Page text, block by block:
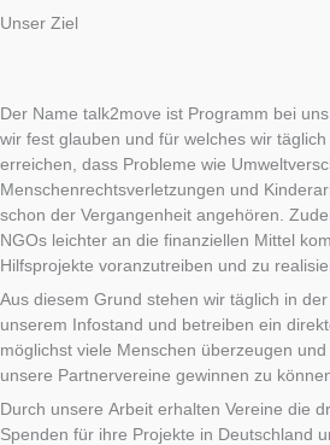
Unser Ziel
Der Name talk2move ist Programm bei
wir fest glauben und für welches wir
erreichen, dass Probleme wie
Menschenrechtsverletzungen und
schon der Vergangenheit angehören.
NGOs leichter an die finanziellen Mittel
Hilfsprojekte voranzutreiben und zu
Aus diesem Grund stehen wir täglich in
unserem Infostand und betreiben ein
möglichst viele Menschen überzeugen
unsere Partnervereine gewinnen zu
Durch unsere Arbeit erhalten Vereine die
Spenden für ihre Projekte in Deutschland